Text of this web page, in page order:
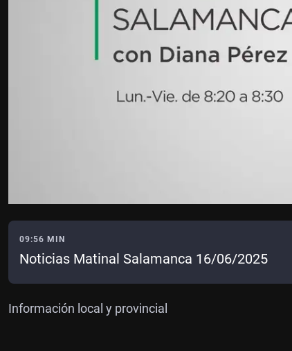
09:56 MIN
Noticias Matinal Salamanca 16/06/2025
Información local y provincial